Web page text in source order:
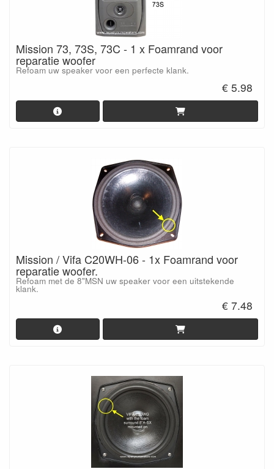
Mission 73, 73S, 73C - 1 x Foamrand voor
reparatie woofer
Refoam uw speaker voor een perfecte klank.
€ 5.98
Mission / Vifa C20WH-06 - 1x Foamrand voor
reparatie woofer.
Refoam met de 8"MSN uw speaker voor een uitstekende
klank.
€ 7.48